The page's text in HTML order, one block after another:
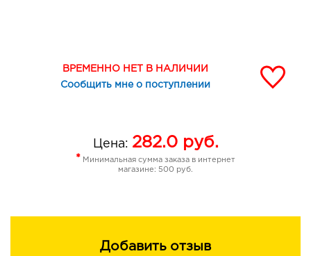
ВРЕМЕННО НЕТ В НАЛИЧИИ
Сообщить мне о поступлении
Цена: 282.0руб.
* Минимальная сумма заказа в интернет
магазине: 500 руб.
Добавить отзыв